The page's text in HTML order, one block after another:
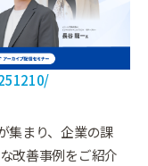
集まり、企業の課
改善事例をご紹介